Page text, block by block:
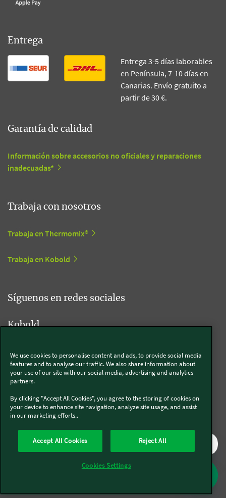
Entrega
Entrega 3-5 días laborables
en Península, 7-10 días en
Canarias. Envío gratuito a
partir de 30 €.
Garantía de calidad
Información sobre accesorios no oficiales y reparaciones
inadecuadas*
Trabaja con nosotros
Trabaja en Thermomix®
Trabaja en Kobold
Síguenos en redes sociales
Kobold
Thermomix®
Condiciones generales
We use cookies to personalise content and ads, to provide social media
features and to analyse our traffic. We also share information about
your use of our site with our social media, advertising and analytics
partners.
By clicking "Accept All Cookies", you agree to the storing of cookies on
your device to enhance site navigation, analyze site usage, and assist
in our marketing efforts..
Accept All Cookies Reject All
Cookies Settings